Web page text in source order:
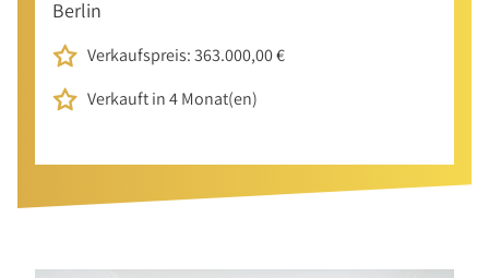
Berlin
Verkaufspreis: 363.000,00 €
Verkauft in 4 Monat(en)